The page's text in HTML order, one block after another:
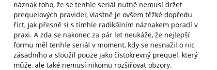
náznak toho, že se tenhle seriál nutně nemusí držet
prequelových pravidel, vlastně je ovšem těžké dopředu
říct, jak přesně si s tímhle radikálním náznakem poradí v
praxi. A zda se nakonec za pár let neukáže, že nejlepší
formu měl tenhle seriál v moment, kdy se nesnažil o nic
zásadního a sloužil pouze jako čistokrevný prequel, který
může, ale také nemusí nikomu rozšiřovat obzory.